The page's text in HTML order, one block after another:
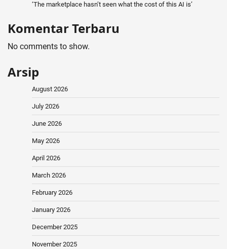
‘The marketplace hasn’t seen what the cost of this AI is’
Komentar Terbaru
No comments to show.
Arsip
August 2026
July 2026
June 2026
May 2026
April 2026
March 2026
February 2026
January 2026
December 2025
November 2025